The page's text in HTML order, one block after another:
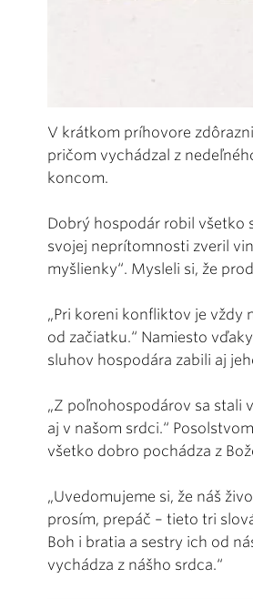
V krátkom príhovore
pričom vychádzal z
koncom.
Dobrý hospodár robil všetko
svojej neprítomnosti zveril
myšlienky“. Mysleli si, že
„Pri koreni konfliktov je vždy
od začiatku.“ Namiesto
sluhov hospodára zabili aj
„Z poľnohospodárov sa stali
aj v našom srdci.“
všetko dobro pochádza z
„Uvedomujeme si, že náš
prosím, prepáč – tieto tri
Boh i bratia a sestry ich od
vychádza z nášho srdca.“